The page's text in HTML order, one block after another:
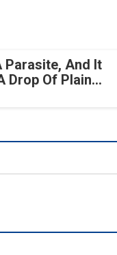
Parasite, And It
Drop Of Plain...